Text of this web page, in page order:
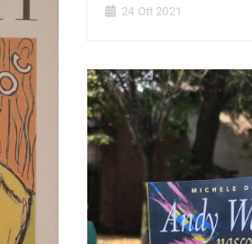
24 Ott 2021